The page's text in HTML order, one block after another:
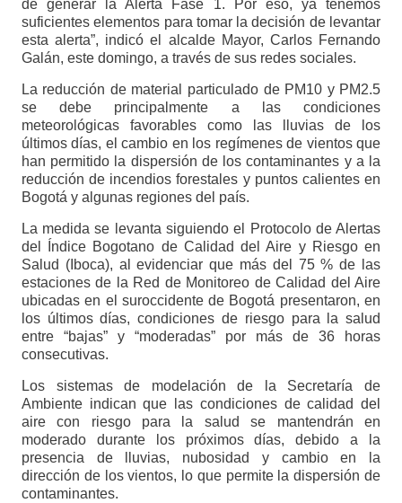
de generar la Alerta Fase 1. Por eso, ya tenemos
suficientes elementos para tomar la decisión de levantar
esta alerta”, indicó el alcalde Mayor, Carlos Fernando
Galán, este domingo, a través de sus redes sociales.
La reducción de material particulado de PM10 y PM2.5
se debe principalmente a las condiciones
meteorológicas favorables como las lluvias de los
últimos días, el cambio en los regímenes de vientos que
han permitido la dispersión de los contaminantes y a la
reducción de incendios forestales y puntos calientes en
Bogotá y algunas regiones del país.
La medida se levanta siguiendo el Protocolo de Alertas
del Índice Bogotano de Calidad del Aire y Riesgo en
Salud (Iboca), al evidenciar que más del 75 % de las
estaciones de la Red de Monitoreo de Calidad del Aire
ubicadas en el suroccidente de Bogotá presentaron, en
los últimos días, condiciones de riesgo para la salud
entre “bajas” y “moderadas” por más de 36 horas
consecutivas.
Los sistemas de modelación de la Secretaría de
Ambiente indican que las condiciones de calidad del
aire con riesgo para la salud se mantendrán en
moderado durante los próximos días, debido a la
presencia de lluvias, nubosidad y cambio en la
dirección de los vientos, lo que permite la dispersión de
contaminantes.